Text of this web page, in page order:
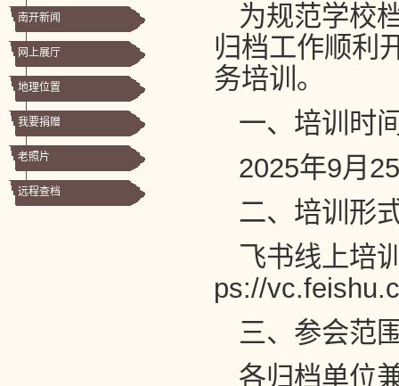
南开新闻
网上展厅
地理位置
我要捐赠
老照片
远程查档
为规范学校
归档工作顺利
务培训。
一、培训时
2025年9月
二、培训形
飞书线上培
ps://
三、参会范
各归档单位